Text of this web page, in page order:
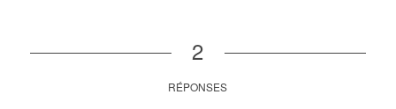
2
RÉPONSES